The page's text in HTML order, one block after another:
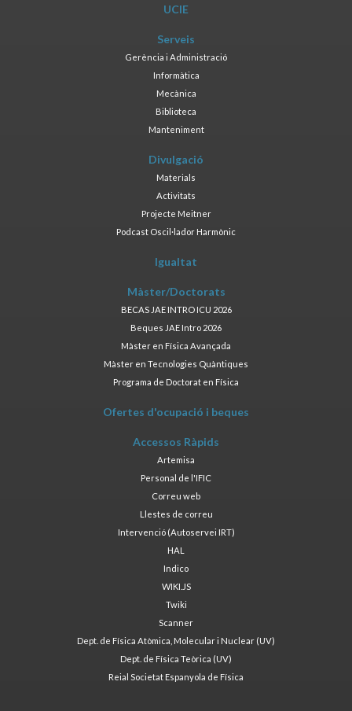
UCIE
Serveis
Gerència i Administració
Informàtica
Mecànica
Biblioteca
Manteniment
Divulgació
Materials
Activitats
Projecte Meitner
Podcast Oscil·lador Harmònic
Igualtat
Màster/Doctorats
BECAS JAE INTRO ICU 2026
Beques JAE Intro 2026
Màster en Física Avançada
Màster en Tecnologies Quàntiques
Programa de Doctorat en Física
Ofertes d'ocupació i beques
Accessos Ràpids
Artemisa
Personal de l'IFIC
Correu web
Llestes de correu
Intervenció (Autoservei IRT)
HAL
Indico
WIKI.JS
Twiki
Scanner
Dept. de Física Atòmica, Molecular i Nuclear (UV)
Dept. de Física Teòrica (UV)
Reial Societat Espanyola de Física